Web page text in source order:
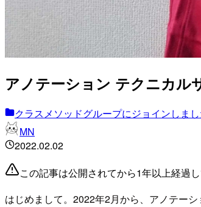
アノテーション テクニカル
クラスメソッドグループにジョインしま
MN
2022.02.02
この記事は公開されてから1年以上経過
はじめまして。2022年2月から、アノテー